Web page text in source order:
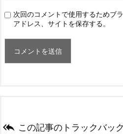
次回のコメントで使用するためブ
アドレス、サイトを保存する。
 この記事のトラックバッ